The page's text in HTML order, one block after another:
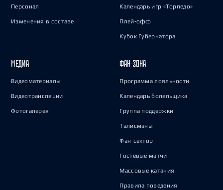
Персонал
Изменения в составе
Календарь игр «Торпедо»
Плей-офф
Кубок Губернатора
МЕДИА
Видеоматериалы
Видеотрансляции
Фотогалерея
ФАН-ЗОНА
Программа лояльности
Календарь болельщика
Группа поддержки
Талисманы
Фан-сектор
Гостевые матчи
Массовые катания
Правила поведения